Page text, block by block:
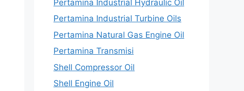
Pertamina Industrial Hydraulic Oil
Pertamina Industrial Turbine Oils
Pertamina Natural Gas Engine Oil
Pertamina Transmisi
Shell Compressor Oil
Shell Engine Oil